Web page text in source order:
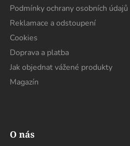
Podmínky ochrany osobních údajů
Reklamace a odstoupení
Cookies
Doprava a platba
Jak objednat vážené produkty
Magazín
O nás